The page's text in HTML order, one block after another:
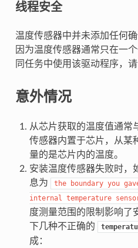
线程安全
温度传感器中并未添加任何
因为温度传感器通常只在一
同任务中使用该驱动程序，
意外情况
从芯片获取的温度值通常
传感器内置于芯片，从某
量的是芯片内的温度。
安装温度传感器失败时，
息为
the boundary you
internal temperature
度测量范围的限制影响了
下几种不正确的
成：